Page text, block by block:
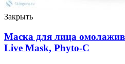
Закрыть
Маска для лица
Live Mask, Phyto-C